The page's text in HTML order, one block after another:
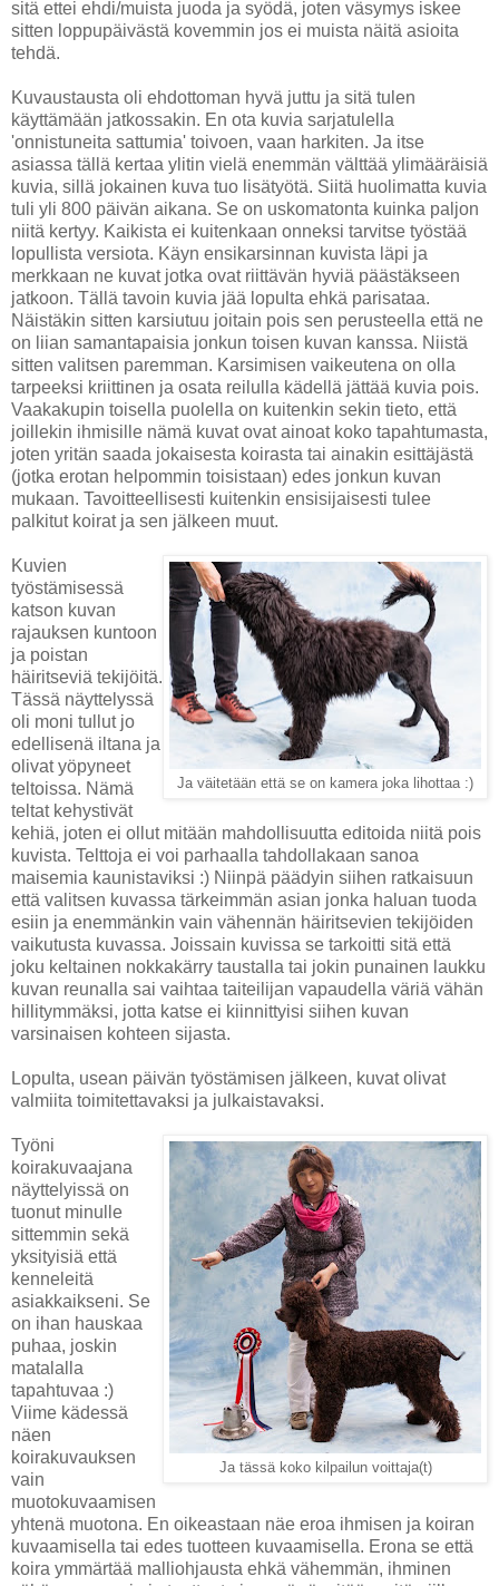
sitä ettei ehdi/muista juoda ja syödä, joten väsymys iskee
sitten loppupäivästä kovemmin jos ei muista näitä asioita
tehdä.
Kuvaustausta oli ehdottoman hyvä juttu ja sitä tulen
käyttämään jatkossakin. En ota kuvia sarjatulella
'onnistuneita sattumia' toivoen, vaan harkiten. Ja itse
asiassa tällä kertaa ylitin vielä enemmän välttää ylimääräisiä
kuvia, sillä jokainen kuva tuo lisätyötä. Siitä huolimatta kuvia
tuli yli 800 päivän aikana. Se on uskomatonta kuinka paljon
niitä kertyy. Kaikista ei kuitenkaan onneksi tarvitse työstää
lopullista versiota. Käyn ensikarsinnan kuvista läpi ja
merkkaan ne kuvat jotka ovat riittävän hyviä päästäkseen
jatkoon. Tällä tavoin kuvia jää lopulta ehkä parisataa.
Näistäkin sitten karsiutuu joitain pois sen perusteella että ne
on liian samantapaisia jonkun toisen kuvan kanssa. Niistä
sitten valitsen paremman. Karsimisen vaikeutena on olla
tarpeeksi kriittinen ja osata reilulla kädellä jättää kuvia pois.
Vaakakupin toisella puolella on kuitenkin sekin tieto, että
joillekin ihmisille nämä kuvat ovat ainoat koko tapahtumasta,
joten yritän saada jokaisesta koirasta tai ainakin esittäjästä
(jotka erotan helpommin toisistaan) edes jonkun kuvan
mukaan. Tavoitteellisesti kuitenkin ensisijaisesti tulee
palkitut koirat ja sen jälkeen muut.
Ja väitetään että se on kamera joka lihottaa :)
Kuvien
työstämisessä
katson kuvan
rajauksen kuntoon
ja poistan
häiritseviä tekijöitä.
Tässä näyttelyssä
oli moni tullut jo
edellisenä iltana ja
olivat yöpyneet
teltoissa. Nämä
teltat kehystivät
kehiä, joten ei ollut mitään mahdollisuutta editoida niitä pois
kuvista. Telttoja ei voi parhaalla tahdollakaan sanoa
maisemia kaunistaviksi :) Niinpä päädyin siihen ratkaisuun
että valitsen kuvassa tärkeimmän asian jonka haluan tuoda
esiin ja enemmänkin vain vähennän häiritsevien tekijöiden
vaikutusta kuvassa. Joissain kuvissa se tarkoitti sitä että
joku keltainen nokkakärry taustalla tai jokin punainen laukku
kuvan reunalla sai vaihtaa taiteilijan vapaudella väriä vähän
hillitymmäksi, jotta katse ei kiinnittyisi siihen kuvan
varsinaisen kohteen sijasta.
Lopulta, usean päivän työstämisen jälkeen, kuvat olivat
valmiita toimitettavaksi ja julkaistavaksi.
Ja tässä koko kilpailun voittaja(t)
Työni
koirakuvaajana
näyttelyissä on
tuonut minulle
sittemmin sekä
yksityisiä että
kenneleitä
asiakkaikseni. Se
on ihan hauskaa
puhaa, joskin
matalalla
tapahtuvaa :)
Viime kädessä
näen
koirakuvauksen
vain
muotokuvaamisen
yhtenä muotona. En oikeastaan näe eroa ihmisen ja koiran
kuvaamisella tai edes tuotteen kuvaamisella. Erona se että
koira ymmärtää malliohjausta ehkä vähemmän, ihminen